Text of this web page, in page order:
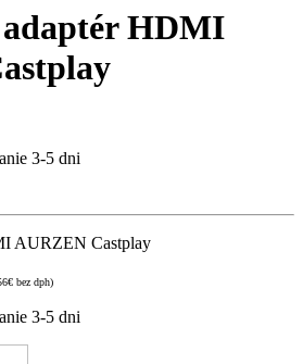
HDMI
3-5 dni
AURZEN Castplay
€ bez dph)
3-5 dni